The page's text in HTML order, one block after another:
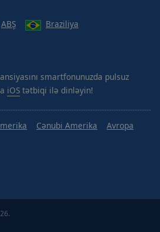
ABŞ
Braziliya
smartfonunuzda pulsuz
iOS tətbiqi ilə dinləyin!
Cənubi Amerika
Avropa